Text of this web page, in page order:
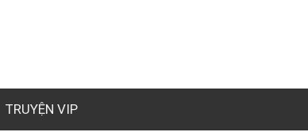
TRUYỆN VIP